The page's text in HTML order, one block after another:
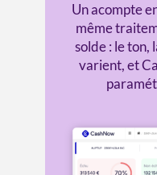
Un acompte
même
solde : le ton,
varient, et